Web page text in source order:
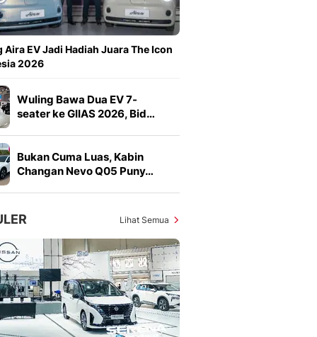
Aira EV Jadi Hadiah Juara The Icon
2026
Wuling Bawa Dua EV 7-
seater ke GIIAS 2026, Bid…
Bukan Cuma Luas, Kabin
Changan Nevo Q05 Puny…
Lihat Semua